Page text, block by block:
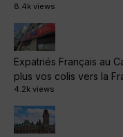
8.4k views
Expatriés Français au
plus vos colis vers la
4.2k views